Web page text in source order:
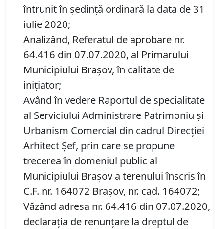
întrunit în ședință ordinară la data de 31
iulie 2020;
Analizând, Referatul de aprobare nr.
64.416 din 07.07.2020, al Primarului
Municipiului Brașov, în calitate de
inițiator;
Având în vedere Raportul de specialitate
al Serviciului Administrare Patrimoniu şi
Urbanism Comercial din cadrul Direcției
Arhitect Șef, prin care se propune
trecerea în domeniul public al
Municipiului Braşov a terenului înscris în
C.F. nr. 164072 Brașov, nr. cad. 164072;
Văzând adresa nr. 64.416 din 07.07.2020,
declarația de renunțare la dreptul de